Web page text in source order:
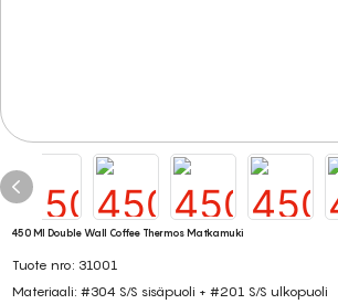
450 Ml Double Wall Coffee Thermos Matkamuki
Tuote nro: 31001
Materiaali: #304 S/S sisäpuoli + #201 S/S ulkopuoli